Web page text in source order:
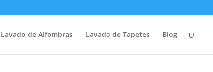
Lavado de Alfombras Lavado de Tapetes Blog